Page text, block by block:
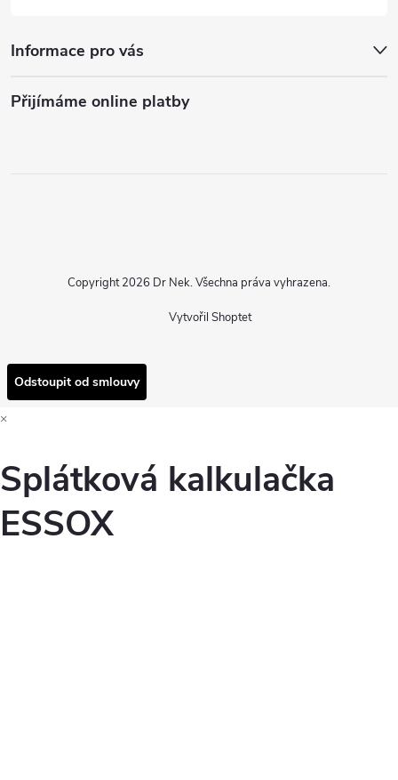
Informace pro vás
Přijímáme online platby
Vytvořil Shoptet
Copyright 2026 Dr Nek. Všechna práva vyhrazena.
Odstoupit od smlouvy
×
Splátková kalkulačka
ESSOX